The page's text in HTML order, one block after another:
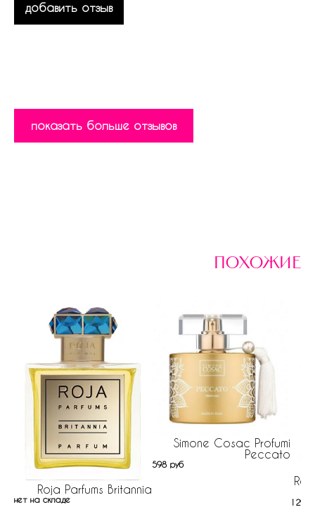
добавить отзыв
показать больше отзывов
похожие
Roja Parfums Britannia
нет на складе
Simone Cosac Profumi
Peccato
598 руб
1299